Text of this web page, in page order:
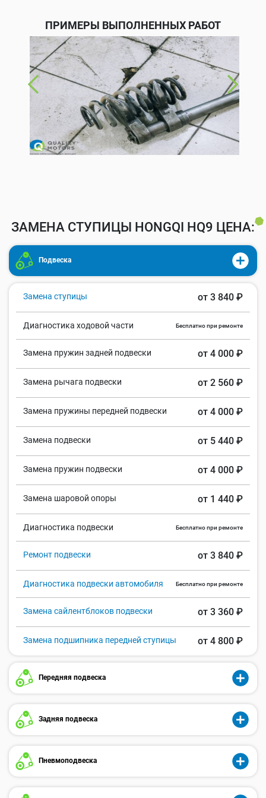
ПРИМЕРЫ ВЫПОЛНЕННЫХ РАБОТ
ЗАМЕНА СТУПИЦЫ HONGQI HQ9 ЦЕНА:
Подвеска
Замена ступицы от 3 840 ₽
Диагностика ходовой части Бесплатно при ремонте
Замена пружин задней подвески от 4 000 ₽
Замена рычага подвески от 2 560 ₽
Замена пружины передней подвески от 4 000 ₽
Замена подвески от 5 440 ₽
Замена пружин подвески от 4 000 ₽
Замена шаровой опоры от 1 440 ₽
Диагностика подвески Бесплатно при ремонте
Ремонт подвески от 3 840 ₽
Диагностика подвески автомобиля Бесплатно при ремонте
Замена сайлентблоков подвески от 3 360 ₽
Замена подшипника передней ступицы от 4 800 ₽
Передняя подвеска
Задняя подвеска
Пневмоподвеска